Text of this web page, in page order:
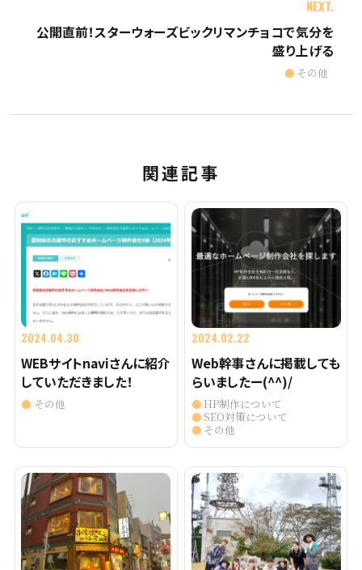
NEXT.
公開直前！スターウォーズビックリマンチョコで気分を
盛り上げる
その他
関連記事
2024.04.30
WEBサイトnaviさんに紹介
していただきました！
その他
2024.02.22
Web幹事さんに掲載しても
らいましたー(^^)/
HP制作について
SEO対策について
その他